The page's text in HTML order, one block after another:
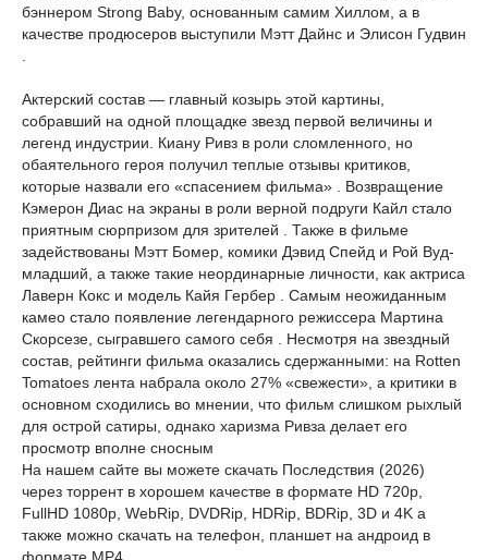
бэннером Strong Baby, основанным самим Хиллом, а в
качестве продюсеров выступили Мэтт Дайнс и Элисон Гудвин
Актерский состав — главный козырь этой картины,
собравший на одной площадке звезд первой величины и
легенд индустрии. Киану Ривз в роли сломленного, но
обаятельного героя получил теплые отзывы критиков,
которые назвали его «спасением фильма» . Возвращение
Кэмерон Диас на экраны в роли верной подруги Кайл стало
приятным сюрпризом для зрителей . Также в фильме
задействованы Мэтт Бомер, комики Дэвид Спейд и Рой Вуд-
младший, а также такие неординарные личности, как актриса
Лаверн Кокс и модель Кайя Гербер . Самым неожиданным
камео стало появление легендарного режиссера Мартина
Скорсезе, сыгравшего самого себя . Несмотря на звездный
состав, рейтинги фильма оказались сдержанными: на Rotten
Tomatoes лента набрала около 27% «свежести», а критики в
основном сходились во мнении, что фильм слишком рыхлый
для острой сатиры, однако харизма Ривза делает его
просмотр вполне сносным
На нашем сайте вы можете скачать Последствия (2026)
через торрент в хорошем качестве в формате HD 720p,
FullHD 1080p, WebRip, DVDRip, HDRip, BDRip, 3D и 4K а
также можно скачать на телефон, планшет на андроид в